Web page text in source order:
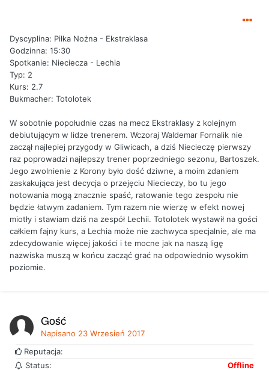
Dyscyplina: Piłka Nożna - Ekstraklasa
Godzinna: 15:30
Spotkanie: Nieciecza - Lechia
Typ: 2
Kurs: 2.7
Bukmacher: Totolotek
W sobotnie popołudnie czas na mecz Ekstraklasy z kolejnym
debiutującym w lidze trenerem. Wczoraj Waldemar Fornalik nie
zaczął najlepiej przygody w Gliwicach, a dziś Niecieczę pierwszy
raz poprowadzi najlepszy trener poprzedniego sezonu, Bartoszek.
Jego zwolnienie z Korony było dość dziwne, a moim zdaniem
zaskakująca jest decycja o przejęciu Niecieczy, bo tu jego
notowania mogą znacznie spaść, ratowanie tego zespołu nie
będzie łatwym zadaniem. Tym razem nie wierzę w efekt nowej
miotły i stawiam dziś na zespół Lechii. Totolotek wystawił na gości
całkiem fajny kurs, a Lechia może nie zachwyca specjalnie, ale ma
zdecydowanie więcej jakości i te mocne jak na naszą ligę
nazwiska muszą w końcu zacząć grać na odpowiednio wysokim
poziomie.
Gość
Napisano 23 Wrzesień 2017
Reputacja:
Status:
Offline